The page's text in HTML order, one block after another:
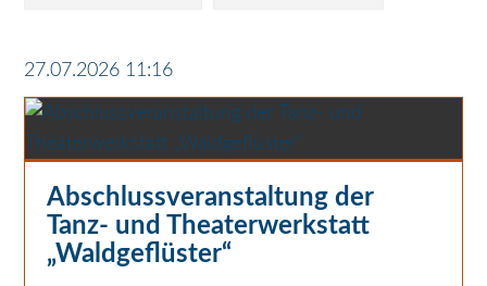
27.07.2026 11:16
Abschlussveranstaltung der
Tanz- und Theaterwerkstatt
„Waldgeflüster“